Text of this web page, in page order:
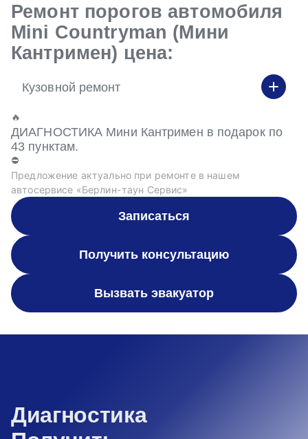
Ремонт порогов автомобиля
Mini Countryman (Мини
Кантримен) цена:
Кузовной ремонт
🔥
ДИАГНОСТИКА Мини Кантримен в подарок по
43 пунктам.
⛔
Предложение актуально при ремонте в нашем
автосервисе «Берлин-таун Сервис»
Записаться
Получить консультацию
Вызвать эвакуатор
Диагностика